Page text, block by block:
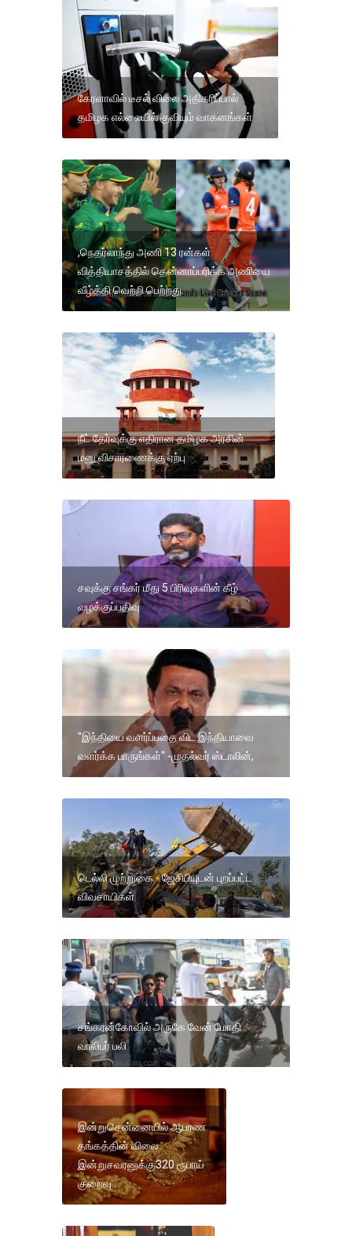
கேரளாவில் டீசல் விலை அதிகரிப்பால்
தமிழக எல்லையில் குவியும் வாகனங்கள்
,நெதர்லாந்து அணி 13 ரன்கள்
வித்தியாசத்தில் தென்னாப்பரிக்க அணியை
வீழ்த்தி வெற்றி பெற்றது.
நீட் தேர்வுக்கு எதிரான தமிழக அரசின்
மனு விசாரணைக்கு ஏற்பு
சவுக்கு சங்கர் மீது 5 பிரிவுகளின் கீழ்
வழக்குப்பதிவு
"இந்தியை வளர்ப்பதை விட இந்தியாவை
வளர்க்க பாருங்கள்" -முதல்வர் ஸ்டாலின்,
டெல்லி முற்றுகை - ஜேசிபியுடன் புறப்பட்ட
விவசாயிகள்
சங்கரன்கோவில் அருகே வேன் மோதி
வாலிபர் பலி
இன்றுசென்னையில் ஆபரண
தங்கத்தின் விலை
இன்றுசவரனுக்கு320 ரூபாய்
குறைவு .